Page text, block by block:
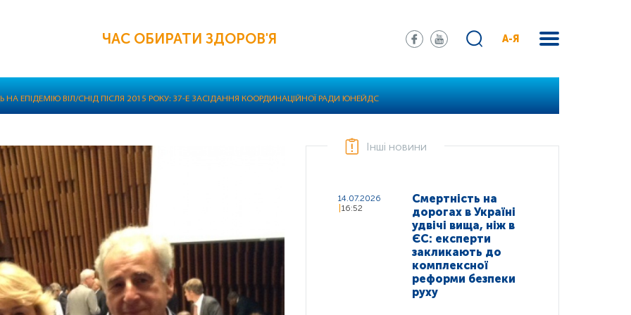
ЧАС ОБИРАТИ ЗДОРОВ'Я А-Я
НА ЕПІДЕМІЮ ВІЛ/СНІД ПІСЛЯ 2015 РОКУ: 37-Е ЗАСІДАННЯ КООРДИНАЦІЙНОЇ РАДИ ЮНЕЙДС
Інші новини
14.07.2026
16:52
Смертність на
дорогах в Україні
удвічі вища, ніж в
ЄС: експерти
закликають до
комплексної
реформи безпеки
руху